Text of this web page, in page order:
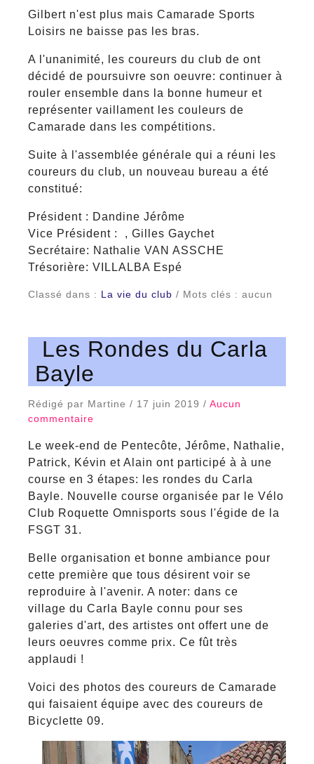
Gilbert n'est plus mais Camarade Sports
Loisirs ne baisse pas les bras.
A l'unanimité, les coureurs du club de ont
décidé de poursuivre son oeuvre: continuer à
rouler ensemble dans la bonne humeur et
représenter vaillament les couleurs de
Camarade dans les compétitions.
Suite à l'assemblée générale qui a réuni les
coureurs du club, un nouveau bureau a été
constitué:
Président : Dandine Jérôme
Vice Président : , Gilles Gaychet
Secrétaire: Nathalie VAN ASSCHE
Trésorière: VILLALBA Espé
Classé dans : La vie du club / Mots clés : aucun
Les Rondes du Carla
Bayle
Rédigé par Martine / 17 juin 2019 / Aucun
commentaire
Le week-end de Pentecôte, Jérôme, Nathalie,
Patrick, Kévin et Alain ont participé à à une
course en 3 étapes: les rondes du Carla
Bayle. Nouvelle course organisée par le Vélo
Club Roquette Omnisports sous l'égide de la
FSGT 31.
Belle organisation et bonne ambiance pour
cette première que tous désirent voir se
reproduire à l'avenir. A noter: dans ce
village du Carla Bayle connu pour ses
galeries d'art, des artistes ont offert une de
leurs oeuvres comme prix. Ce fût très
applaudi !
Voici des photos des coureurs de Camarade
qui faisaient équipe avec des coureurs de
Bicyclette 09.